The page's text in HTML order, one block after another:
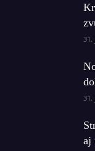
31.
31.
aj